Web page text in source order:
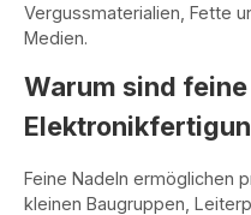
Vergussmaterialien, Fette
Medien.
Warum sind
Feine Nadeln ermöglichen
kleinen Baugruppen,